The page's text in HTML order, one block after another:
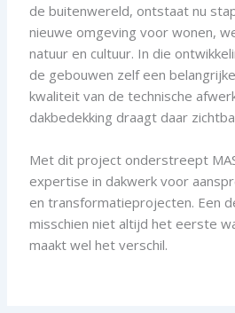
de buitenwereld, ontstaat nu
nieuwe omgeving voor wonen,
natuur en cultuur. In die
de gebouwen zelf een
kwaliteit van de technische
dakbedekking draagt daar
Met dit project onderstreept
expertise in dakwerk voor
en transformatieprojecten. Een
misschien niet altijd het eerste
maakt wel het verschil.